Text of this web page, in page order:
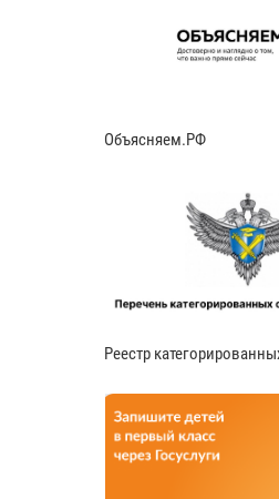
Объясняем.РФ
Реестр